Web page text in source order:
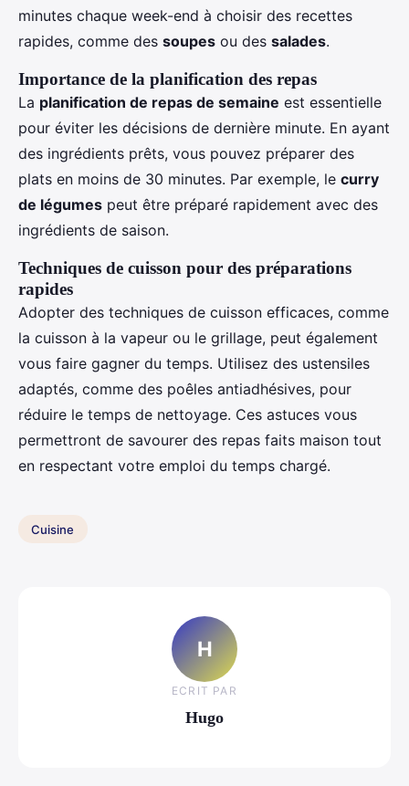
minutes chaque week-end à choisir des recettes
rapides, comme des soupes ou des salades.
Importance de la planification des repas
La planification de repas de semaine est essentielle
pour éviter les décisions de dernière minute. En ayant
des ingrédients prêts, vous pouvez préparer des
plats en moins de 30 minutes. Par exemple, le curry
de légumes peut être préparé rapidement avec des
ingrédients de saison.
Techniques de cuisson pour des préparations
rapides
Adopter des techniques de cuisson efficaces, comme
la cuisson à la vapeur ou le grillage, peut également
vous faire gagner du temps. Utilisez des ustensiles
adaptés, comme des poêles antiadhésives, pour
réduire le temps de nettoyage. Ces astuces vous
permettront de savourer des repas faits maison tout
en respectant votre emploi du temps chargé.
Cuisine
H
ECRIT PAR
Hugo